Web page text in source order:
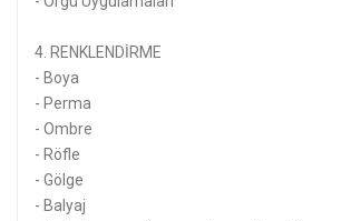
4. RENKLENDİRME
- Boya
- Perma
- Ombre
- Röfle
- Gölge
- Balyaj